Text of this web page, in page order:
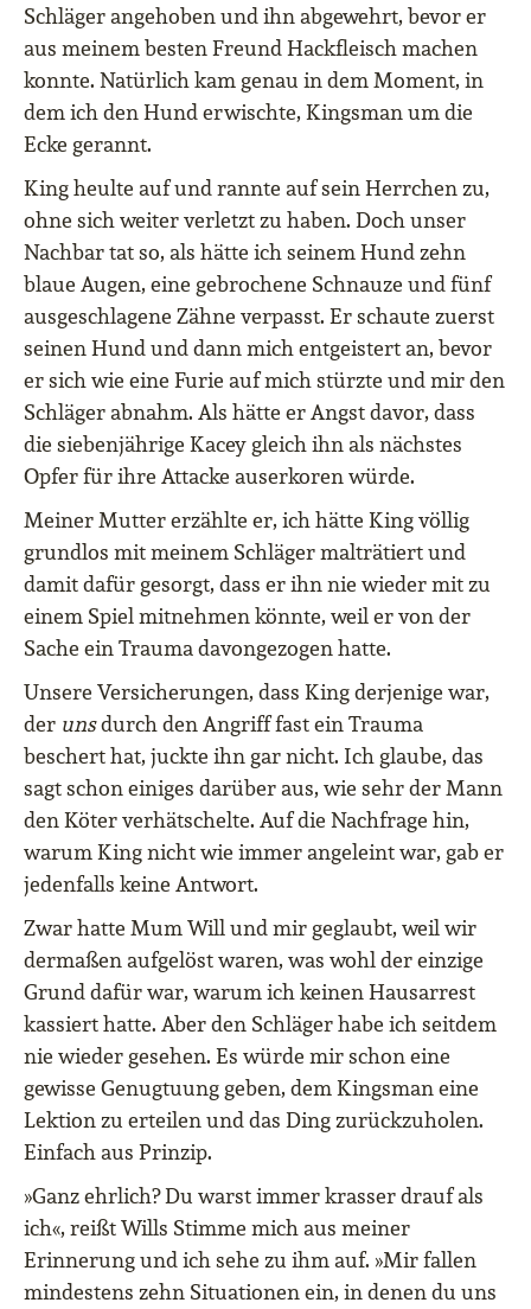
Schläger angehoben und ihn abgewehrt, bevor er
aus meinem besten Freund Hackfleisch machen
konnte. Natürlich kam genau in dem Moment, in
dem ich den Hund erwischte, Kingsman um die
Ecke gerannt.
King heulte auf und rannte auf sein Herrchen zu,
ohne sich weiter verletzt zu haben. Doch unser
Nachbar tat so, als hätte ich seinem Hund zehn
blaue Augen, eine gebrochene Schnauze und fünf
ausgeschlagene Zähne verpasst. Er schaute zuerst
seinen Hund und dann mich entgeistert an, bevor
er sich wie eine Furie auf mich stürzte und mir den
Schläger abnahm. Als hätte er Angst davor, dass
die siebenjährige Kacey gleich ihn als nächstes
Opfer für ihre Attacke auserkoren würde.
Meiner Mutter erzählte er, ich hätte King völlig
grundlos mit meinem Schläger malträtiert und
damit dafür gesorgt, dass er ihn nie wieder mit zu
einem Spiel mitnehmen könnte, weil er von der
Sache ein Trauma davongezogen hatte.
Unsere Versicherungen, dass King derjenige war,
der unsdurch den Angriff fast ein Trauma
beschert hat, juckte ihn gar nicht. Ich glaube, das
sagt schon einiges darüber aus, wie sehr der Mann
den Köter verhätschelte. Auf die Nachfrage hin,
warum King nicht wie immer angeleint war, gab er
jedenfalls keine Antwort.
Zwar hatte Mum Will und mir geglaubt, weil wir
dermaßen aufgelöst waren, was wohl der einzige
Grund dafür war, warum ich keinen Hausarrest
kassiert hatte. Aber den Schläger habe ich seitdem
nie wieder gesehen. Es würde mir schon eine
gewisse Genugtuung geben, dem Kingsman eine
Lektion zu erteilen und das Ding zurückzuholen.
Einfach aus Prinzip.
»Ganz ehrlich? Du warst immer krasser drauf als
ich«, reißt Wills Stimme mich aus meiner
Erinnerung und ich sehe zu ihm auf. »Mir fallen
mindestens zehn Situationen ein, in denen du uns